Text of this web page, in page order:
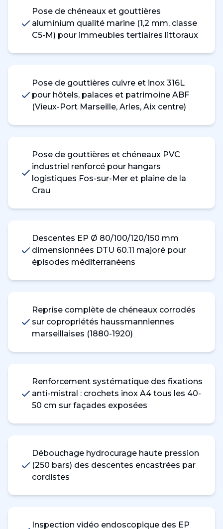
Pose de chéneaux et gouttières
aluminium qualité marine (1,2 mm, classe
C5-M) pour immeubles tertiaires littoraux
Pose de gouttières cuivre et inox 316L
pour hôtels, palaces et patrimoine ABF
(Vieux-Port Marseille, Arles, Aix centre)
Pose de gouttières et chéneaux PVC
industriel renforcé pour hangars
logistiques Fos-sur-Mer et plaine de la
Crau
Descentes EP Ø 80/100/120/150 mm
dimensionnées DTU 60.11 majoré pour
épisodes méditerranéens
Reprise complète de chéneaux corrodés
sur copropriétés haussmanniennes
marseillaises (1880-1920)
Renforcement systématique des fixations
anti-mistral : crochets inox A4 tous les 40-
50 cm sur façades exposées
Débouchage hydrocurage haute pression
(250 bars) des descentes encastrées par
cordistes
Inspection vidéo endoscopique des EP